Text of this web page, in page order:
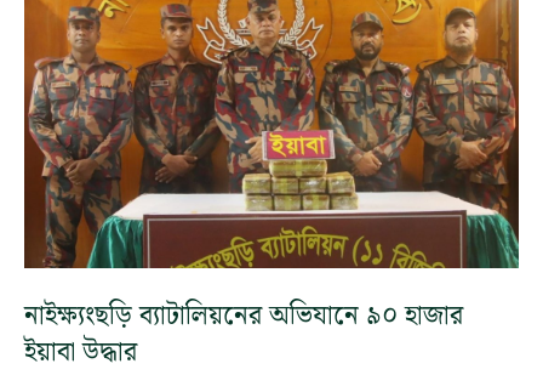
নাইক্ষ্যংছড়ি ব্যাটালিয়নের অভিযানে ৯০ হাজার
ইয়াবা উদ্ধার